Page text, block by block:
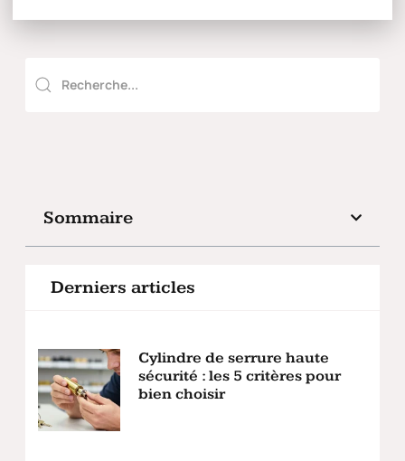
Sommaire
Derniers articles
Cylindre de serrure haute
sécurité : les 5 critères pour
bien choisir